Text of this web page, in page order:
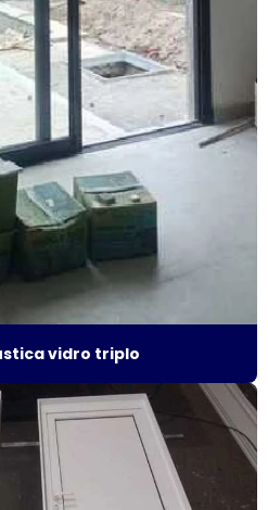
sobreposta
em sp
de giro
triplo
vidro triplo